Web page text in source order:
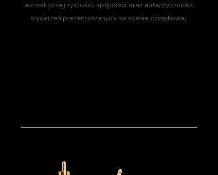
wzrost przejrzystości, spójności oraz autentyczności
wydarzeń prezentowanych na scenie dźwiękowej.